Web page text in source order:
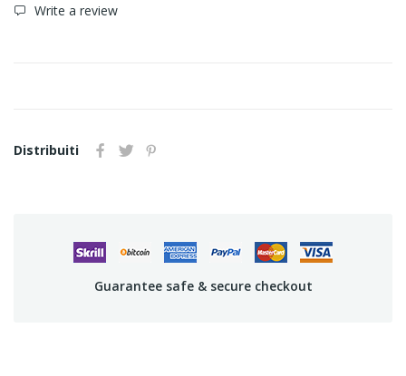
Write a review
Distribuiti
Guarantee safe & secure checkout